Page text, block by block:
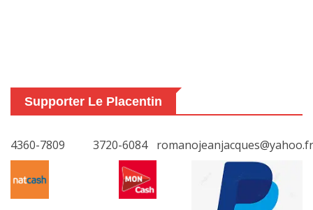
Supporter Le Placentin
4360-7809 3720-6084 romanojeanjacques@yahoo.fr